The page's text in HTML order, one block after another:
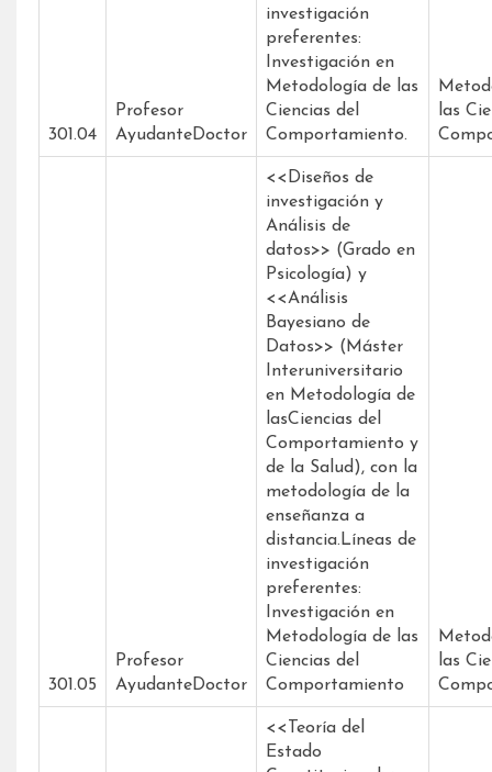
301.04
Profesor
AyudanteDoctor
investigación
preferentes:
Investigación en
Metodología de las
Ciencias del
Comportamiento.
las
301.05
Profesor
AyudanteDoctor
<<Diseños de
investigación y
Análisis de
datos>> (Grado en
Psicología) y
<<Análisis
Bayesiano de
Datos>> (Máster
Interuniversitario
en Metodología de
lasCiencias del
Comportamiento y
de la Salud), con la
metodología de la
enseñanza a
distancia.Líneas de
investigación
preferentes:
Investigación en
Metodología de las
Ciencias del
Comportamiento
las
<<Teoría del
Estado